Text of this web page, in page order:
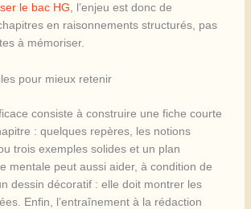
le bac HG, l’enjeu est donc de
en raisonnements structurés, pas
à mémoriser.
pour mieux retenir
consiste à construire une fiche courte
: quelques repères, les notions
trois exemples solides et un plan
mentale peut aussi aider, à condition de
dessin décoratif : elle doit montrer les
Enfin, l’entraînement à la rédaction